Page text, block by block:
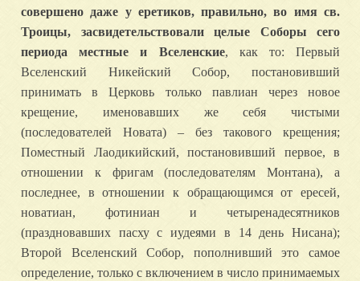
совершено даже у еретиков, правильно, во имя св.
Троицы, засвидетельствовали целые Соборы сего
периода местные и Вселенские, как то: Первый
Вселенский Никейский Собор, постановивший
принимать в Церковь только павлиан через новое
крещение, именовавших же себя чистыми
(последователей Новата) – без такового крещения;
Поместный Лаодикийский, постановивший первое, в
отношении к фригам (последователям Монтана), а
последнее, в отношении к обращающимся от ересей,
новатиан, фотиниан и четыренадесятников
(праздновавших пасху с иудеями в 14 день Нисана);
Второй Вселенский Собор, пополнивший это самое
определение, только с включением в число принимаемых